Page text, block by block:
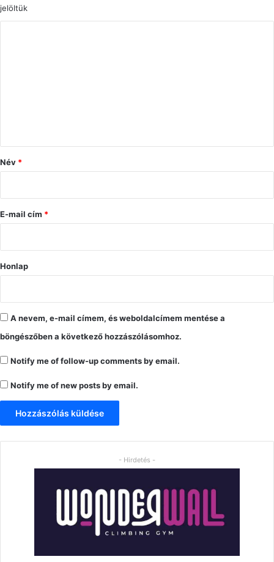
jelöltük
ó
s
Név *
E-mail cím *
Honlap
A nevem, e-mail címem, és weboldalcímem mentése a
böngészőben a következő hozzászólásomhoz.
Notify me of follow-up comments by email.
Notify me of new posts by email.
- Hirdetés -